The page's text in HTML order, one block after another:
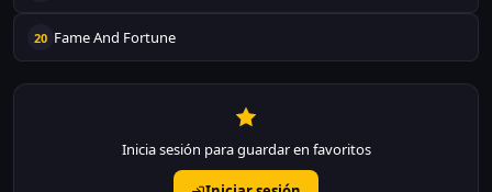
20 Fame And Fortune
Inicia sesión para guardar en favoritos